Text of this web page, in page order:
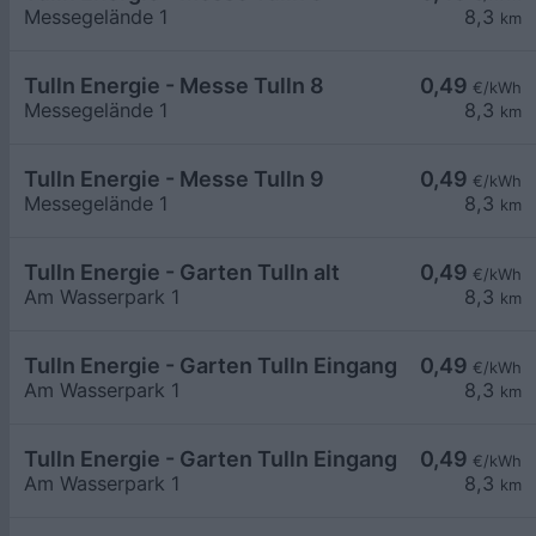
8,3 km
Messegelände 1
0,49 €/kWh
8,3 km
Tulln Energie - Messe Tulln 8
Messegelände 1
0,49 €/kWh
8,3 km
Tulln Energie - Messe Tulln 9
Messegelände 1
0,49 €/kWh
8,3 km
Tulln Energie - Garten Tulln alt
Am Wasserpark 1
0,49 €/kWh
8,3 km
Tulln Energie - Garten Tulln Eingang WB
Am Wasserpark 1
0,49 €/kWh
8,3 km
Tulln Energie - Garten Tulln Eingang
Am Wasserpark 1